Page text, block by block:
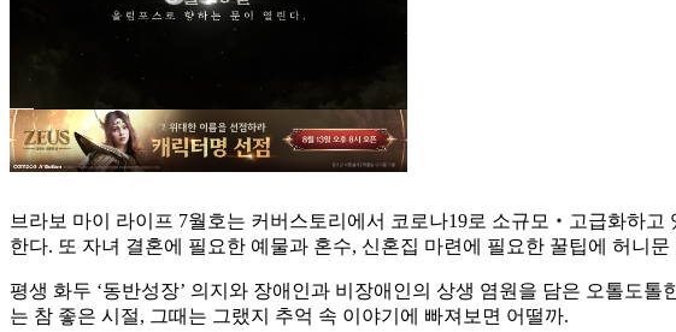
브라보 마이 라이프 7월호는 커버스토리에서 코로나19로 소규모‧고급화하고
한다. 또 자녀 결혼에 필요한 예물과 혼수, 신혼집 마련에 필요한 꿀팁에 허니
평생 화두 ‘동반성장’ 의지와 장애인과 비장애인의 상생 염원을 담은 오톨도
는 참 좋은 시절, 그때는 그랬지 추억 속 이야기에 빠져보면 어떨까.